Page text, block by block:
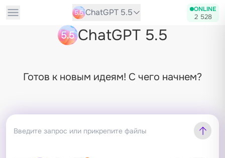
ChatGPT 5.5 ONLINE
2 528
ChatGPT 5.5
Готов к новым идеям! С чего начнем?